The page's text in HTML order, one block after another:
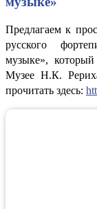
Предлагаем к
русского
музыке»,
Музее Н.К.
прочитать здесь: